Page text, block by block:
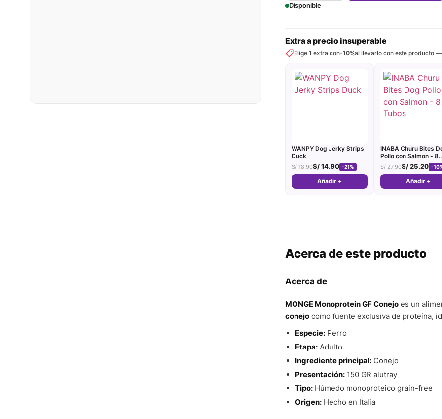
Disponible
Extra a precio insuperable
Elige 1 extra con-10%al llevarlo con este producto
WANPY Dog Jerky Strips
Duck
S/18.90S/14.90 -21%
Añadir +
INABA Churu Bites
Pollo con Salmon - 8
Tubos
S/27.90S/25.20 -
Añadir +
Acerca de este producto
Acerca de
MONGE Monoprotein GF Conejo es un
conejo como fuente exclusiva de proteína,
Especie:Perro
Etapa:Adulto
Ingrediente principal:Conejo
Presentación:150 GR alutray
Tipo:Húmedo monoproteico grain-free
Origen:Hecho en Italia